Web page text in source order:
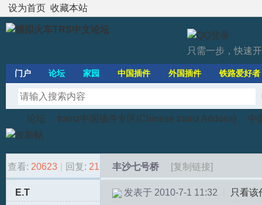
设为首页 收藏本站
只需一步，快速
门户 论坛 家园 中国插件 外国插件 铁路爱好者
模»
论坛
›
trainz中国插件专区(Chinese trainz Addons) 中
查看: 20623 回复: 21 丰沙七号桥 [复制链接]
E.T 发表于 2010-7-1 11:32 只看该